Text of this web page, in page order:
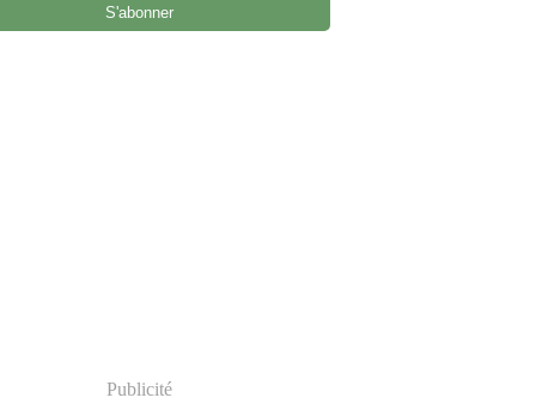
Publicité